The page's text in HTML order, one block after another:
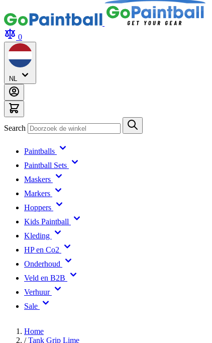
0
NL
Search
Paintballs
Paintball Sets
Maskers
Markers
Hoppers
Kids Paintball
Kleding
HP en Co2
Onderhoud
Veld en B2B
Verhuur
Sale
Home
/ Tank Grip Lime